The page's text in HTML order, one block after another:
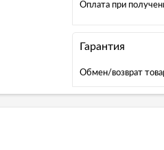
Оплата при
Гарантия
Обмен/возврат